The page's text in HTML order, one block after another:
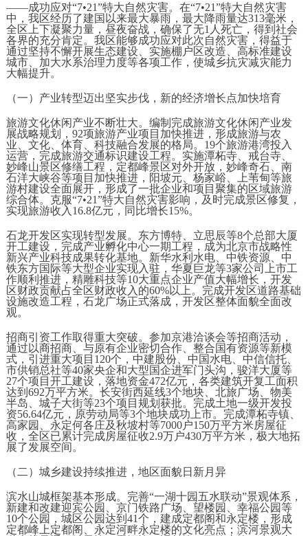
——成功应对“7•21”特大自然灾害。在“7•21”特大自然灾害
中，我区经历了建国以来最大暴雨，最大降雨量达313毫米，
全区上下凝聚力量，昼夜奋战，确保了无1人死亡，得到社会
各界的充分肯定。我区能够成功应对此次自然灾害，得益于
通过坚持不懈开展生态建设、实施棚户区改造、高标准建设
城市、加大水系治理力度等各项工作，使城乡抗灾减灾能力
大幅提升。
（一）产业转型迈出坚实步伐，新的经济增长点加快培育
旅游文化休闲产业不断壮大。编制完成旅游文化休闲产业发
展战略规划，92项旅游产业项目加快推进，形成旅游与农
业、文化、体育、科技融合发展的格局。19个旅游港湾投入
运营，完成旅游交通标识建设工程。实施潭柘寺、戒台寺、
妙峰山景区修缮工程，定都峰景区对外开放，妙峰奇石、南
石洋大峡谷等项目加快推进，阳坡元、杨家峪、上苇甸等旅
游村建设全面展开，形成了一批企业和项目聚集的区域旅游
综合体。克服“7•21”特大自然灾害影响，及时完成景区修复，
实现旅游收入16.8亿元，同比增长15%。
石龙开发区实现转型发展。东方博特、立思辰等8个总部大厦
开工建设，完成产业孵化中心一期工程，成为北京市战略性
新兴产业科技成果转化基地。新华水利水电、中铁资源、中
铁东方国际等大型企业实现入驻，华夏巨龙等3家公司上市工
作顺利推进，精雕科技等10大重点企业产值大幅增长，开发
区财政贡献占全区财政收入的60%以上。完成开发区道路基础
设施改造工程，石龙广场正式落成，开发区整体面貌全面改
观。
招商引资工作取得重大突破。参加京港洽谈会等招商活动，
通过以商招商、与原有企业密切合作、整合国有资源等新模
式，引进重大项目120个，中建股份、中国水电、中信信托、
市供销总社等40家央企和大型国企进军门头沟，骏洋大厦等
27个项目开工建设，落地资金472亿元，各类建筑开复工面积
达到692万平方米。长安街西延线3个地块、北旅广场、物美
半岛、城子大街等23个项目规划获批。完成土地一级开发投
资56.64亿元，原劳动局等3个地块成功上市。完成潭柘寺镇、
高家园、永定何各庄及秋坡村等7000户150万平方米房屋征
收，全区已累计完成房屋征收2.9万户430万平方米，极大地拓
展了发展空间。
（二）城乡建设持续推进，地区面貌日新月异
滨水山城框架基本形成。完善“一湖十园五水联动”景观体系，
新建和改建迎宾公园、京门铁路广场、望楼园、幸福公园等
10个公园，城区公园达到41个，建成定都阁和永定楼，形成
定都峰上定都阁、永定河畔永定楼的文化亮点；滨河景观大